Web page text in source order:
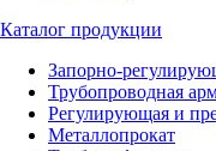
Каталог продукции
Запорно-
Трубопроводная
Регулирующая и
Металлопрокат